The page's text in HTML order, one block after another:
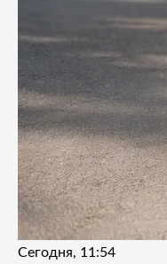
Сегодня, 11:54